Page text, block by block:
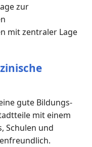
zur
mit zentraler Lage
gute Bildungs-
mit einem
Schulen und